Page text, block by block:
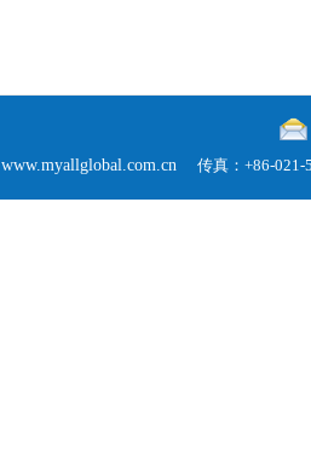
www.myallglobal.com.cn 传真：+86-021-